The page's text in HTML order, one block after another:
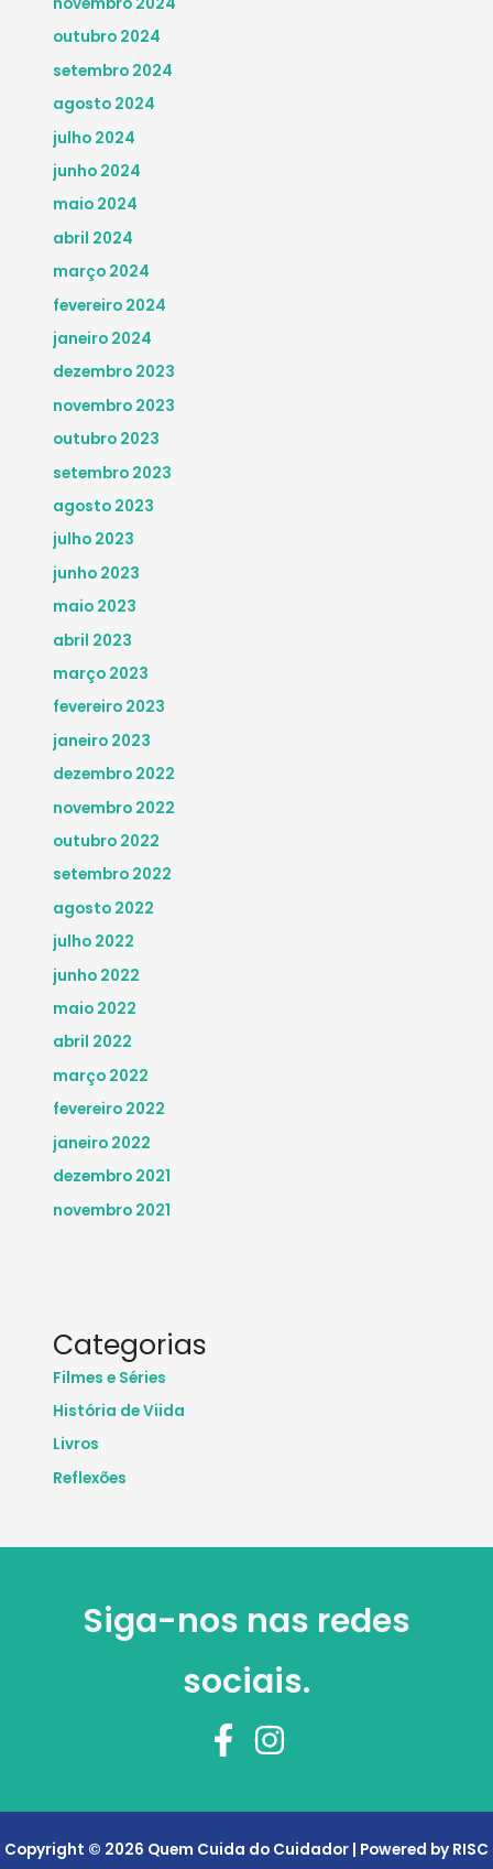
outubro 2024
setembro 2024
agosto 2024
julho 2024
junho 2024
maio 2024
abril 2024
março 2024
fevereiro 2024
janeiro 2024
dezembro 2023
novembro 2023
outubro 2023
setembro 2023
agosto 2023
julho 2023
junho 2023
maio 2023
abril 2023
março 2023
fevereiro 2023
janeiro 2023
dezembro 2022
novembro 2022
outubro 2022
setembro 2022
agosto 2022
julho 2022
junho 2022
maio 2022
abril 2022
março 2022
fevereiro 2022
janeiro 2022
dezembro 2021
novembro 2021
Categorias
Filmes e Séries
História de Viida
Livros
Reflexões
Siga-nos nas redes
sociais.
Copyright © 2026 Quem Cuida do Cuidador | Powered by RISC